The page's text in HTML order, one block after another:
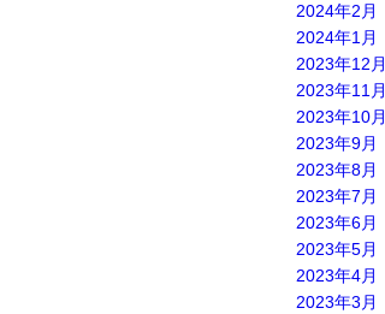
2024年2月
2024年1月
2023年12月
2023年11月
2023年10月
2023年9月
2023年8月
2023年7月
2023年6月
2023年5月
2023年4月
2023年3月